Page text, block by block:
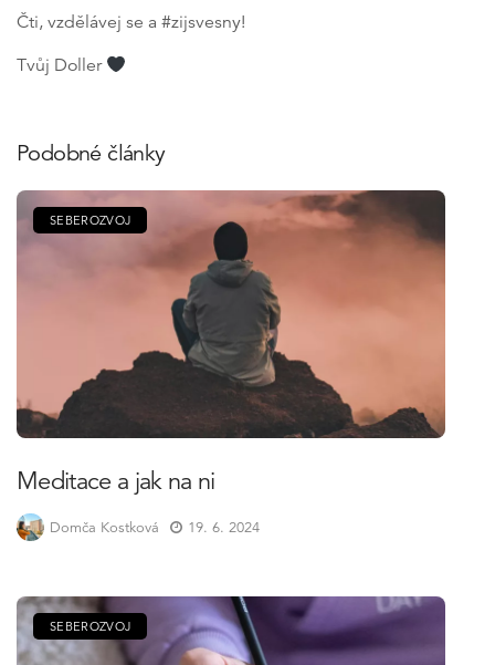
Čti, vzdělávej se a #zijsvesny!
Tvůj Doller
Podobné články
SEBEROZVOJ
Meditace a jak na ni
Domča Kostková 19. 6. 2024
SEBEROZVOJ